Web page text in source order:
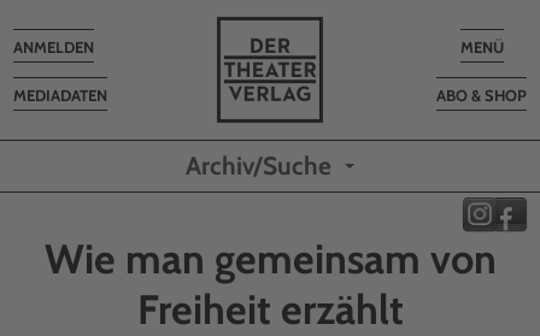
Toggle
MENÜ
ABO & SHOP
MEDIADATEN
Toggle
navigation
ANMELDEN
Archiv/Suche
Wie man gemeinsam von
Freiheit erzählt